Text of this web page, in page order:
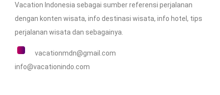
Vacation Indonesia sebagai sumber referensi perjalanan
dengan konten wisata, info destinasi wisata, info hotel, tips
perjalanan wisata dan sebagainya.
vacationmdn@gmail.com
info@vacationindo.com